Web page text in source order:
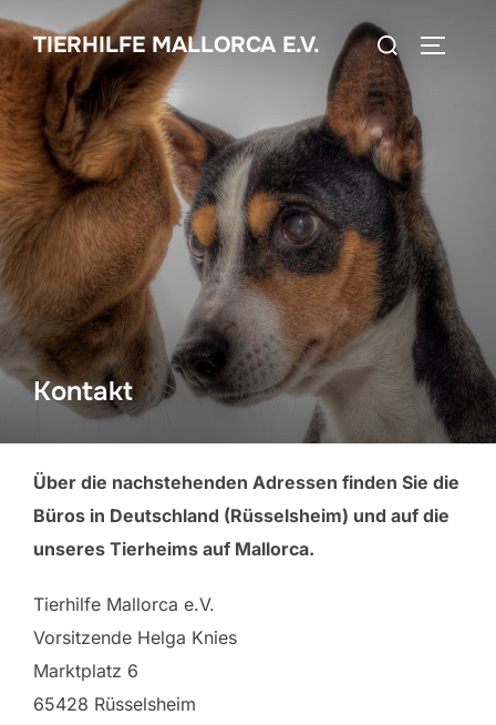
Zum
Inhalt
springen
TIERHILFE MALLORCA E.V.
Suchen
nach:
Kontakt
Über die nachstehenden Adressen finden Sie die
Büros in Deutschland (Rüsselsheim) und auf die
unseres Tierheims auf Mallorca.
Tierhilfe Mallorca e.V.
Vorsitzende Helga Knies
Marktplatz 6
65428 Rüsselsheim